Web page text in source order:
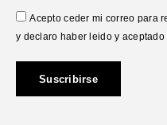
Acepto ceder mi correo para
y declaro haber leido y aceptado
Suscribirse